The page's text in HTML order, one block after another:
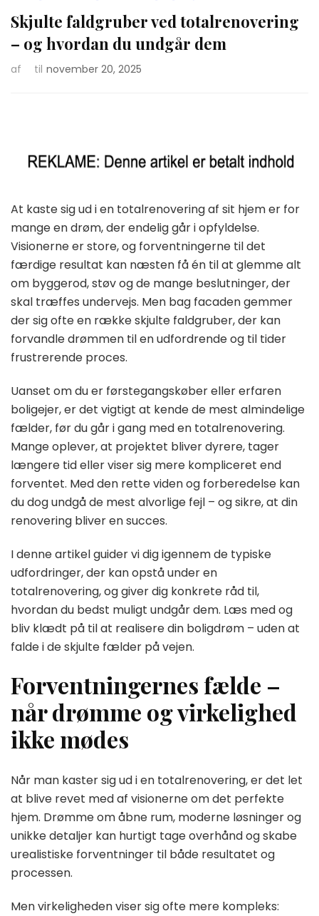
Skjulte faldgruber ved totalrenovering
– og hvordan du undgår dem
af til november 20, 2025
At kaste sig ud i en totalrenovering af sit hjem er for
mange en drøm, der endelig går i opfyldelse.
Visionerne er store, og forventningerne til det
færdige resultat kan næsten få én til at glemme alt
om byggerod, støv og de mange beslutninger, der
skal træffes undervejs. Men bag facaden gemmer
der sig ofte en række skjulte faldgruber, der kan
forvandle drømmen til en udfordrende og til tider
frustrerende proces.
Uanset om du er førstegangskøber eller erfaren
boligejer, er det vigtigt at kende de mest almindelige
fælder, før du går i gang med en totalrenovering.
Mange oplever, at projektet bliver dyrere, tager
længere tid eller viser sig mere kompliceret end
forventet. Med den rette viden og forberedelse kan
du dog undgå de mest alvorlige fejl – og sikre, at din
renovering bliver en succes.
I denne artikel guider vi dig igennem de typiske
udfordringer, der kan opstå under en
totalrenovering, og giver dig konkrete råd til,
hvordan du bedst muligt undgår dem. Læs med og
bliv klædt på til at realisere din boligdrøm – uden at
falde i de skjulte fælder på vejen.
Forventningernes fælde –
når drømme og virkelighed
ikke mødes
Når man kaster sig ud i en totalrenovering, er det let
at blive revet med af visionerne om det perfekte
hjem. Drømme om åbne rum, moderne løsninger og
unikke detaljer kan hurtigt tage overhånd og skabe
urealistiske forventninger til både resultatet og
processen.
Men virkeligheden viser sig ofte mere kompleks: